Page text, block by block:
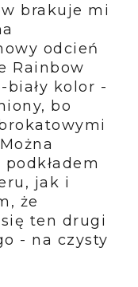
brakuje mi
odcień
Rainbow
biały kolor -
bo
jak i
że
ten drugi
- na czysty